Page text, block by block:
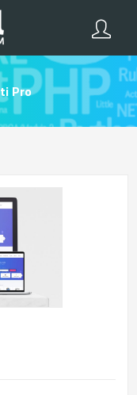
Pro